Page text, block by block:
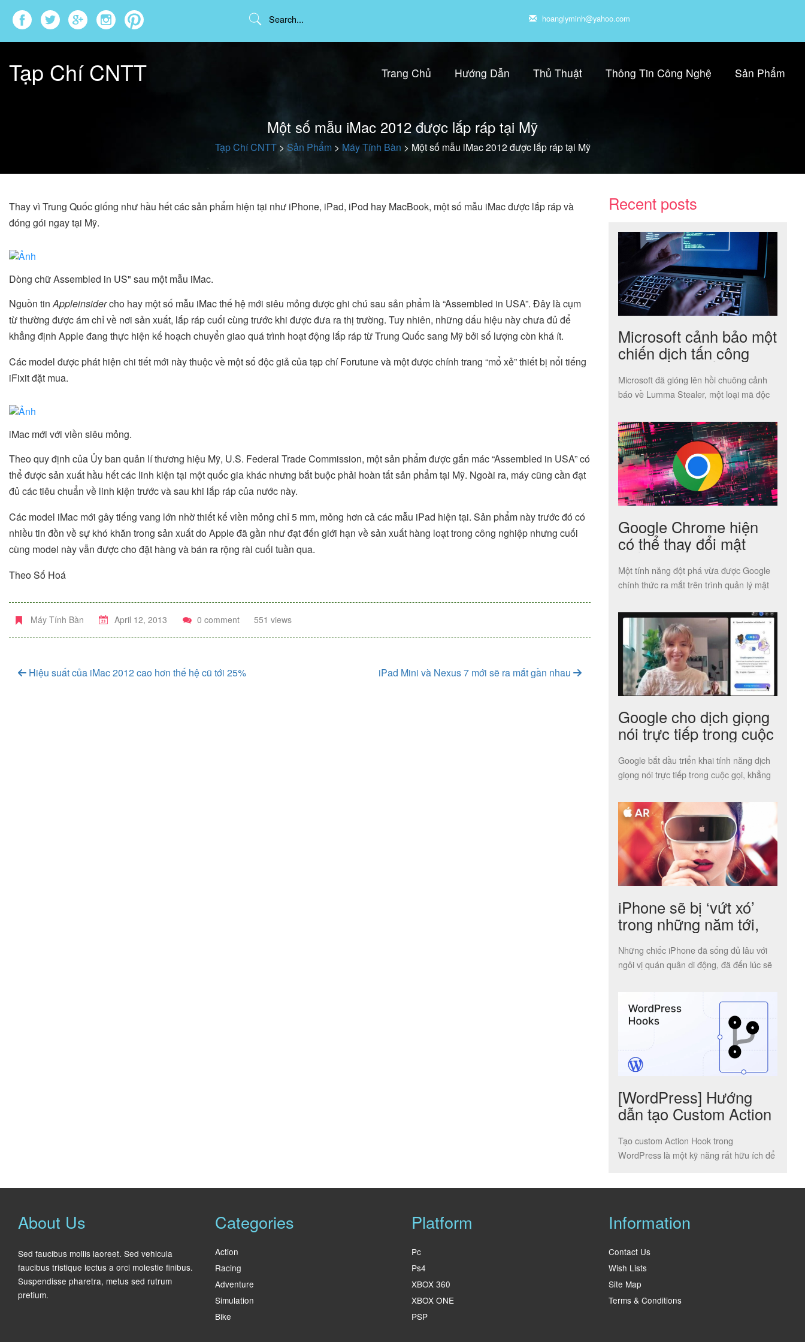
hoanglyminh@yahoo.com
Tạp Chí CNTT Trang Chủ Hướng Dẫn Thủ Thuật Thông Tin Công Nghệ Sản Phẩm
Một số mẫu iMac 2012 được lắp ráp tại Mỹ
Tạp Chí CNTT> Sản Phẩm> Máy Tính Bàn > Một số mẫu iMac 2012 được lắp ráp tại Mỹ
Thay vì Trung Quốc giống như hầu hết các sản phẩm hiện tại như iPhone, iPad, iPod hay MacBook, một số mẫu iMac được lắp ráp và
đóng gói ngay tại Mỹ.
Dòng chữ Assembled in US" sau một mẫu iMac.
Nguồn tinAppleinsidercho hay một số mẫu iMac thế hệ mới siêu mỏng được ghi chú sau sản phẩm là “Assembled in USA”. Đây là cụm
từ thường được ám chỉ về nơi sản xuất, lắp ráp cuối cùng trước khi được đưa ra thị trường. Tuy nhiên, những dấu hiệu này chưa đủ để
khẳng định Apple đang thực hiện kế hoạch chuyển giao quá trình hoạt động lắp ráp từ Trung Quốc sang Mỹ bởi số lượng còn khá ít.
Các model được phát hiện chi tiết mới này thuộc về một số độc giả của tạp chí Forutune và một được chính trang “mổ xẻ” thiết bị nổi tiếng
iFixit đặt mua.
iMac mới với viền siêu mỏng.
Theo quy định của Ủy ban quản lí thương hiệu Mỹ, U.S. Federal Trade Commission, một sản phẩm được gắn mác “Assembled in USA” có
thể được sản xuất hầu hết các linh kiện tại một quốc gia khác nhưng bắt buộc phải hoàn tất sản phẩm tại Mỹ. Ngoài ra, máy cũng cần đạt
đủ các tiêu chuẩn về linh kiện trước và sau khi lắp ráp của nước này.
Các model iMac mới gây tiếng vang lớn nhờ thiết kế viền mỏng chỉ 5 mm, mỏng hơn cả các mẫu iPad hiện tại. Sản phẩm này trước đó có
nhiều tin đồn về sự khó khăn trong sản xuất do Apple đã gần như đạt đến giới hạn về sản xuất hàng loạt trong công nghiệp nhưng cuối
cùng model này vẫn được cho đặt hàng và bán ra rộng rài cuối tuần qua.
Theo Số Hoá
Máy Tính Bàn April 12, 2013 0 comment 551 views
Hiệu suất của iMac 2012 cao hơn thế hệ cũ tới 25% iPad Mini và Nexus 7 mới sẽ ra mắt gần nhau
Recent posts
Microsoft cảnh bảo một
chiến dịch tấn công
mạng nguy hiểm quy
mô toàn cầu
Microsoft đã gióng lên hồi chuông cảnh
báo về Lumma Stealer, một loại mã độc
Google Chrome hiện
có thể thay đổi mật
dùng
Một tính năng đột phá vừa được Google
chính thức ra mắt trên trình quản lý mật
Google cho dịch giọng
nói trực tiếp trong cuộc
Google bắt dầu triển khai tính năng dịch
giọng nói trực tiếp trong cuộc gọi, khẳng
iPhone sẽ bị ‘vứt xó’
trong những năm tới,
nhường bước cho các
công nghệ mới
Những chiếc iPhone đã sống đủ lâu với
ngôi vị quán quân di động, đã đến lúc sẽ
[WordPress] Hướng
dẫn tạo Custom Action
Tạo custom Action Hook trong
WordPress là một kỹ năng rất hữu ích để
About Us
Sed faucibus mollis laoreet. Sed vehicula
faucibus tristique lectus a orci molestie finibus.
Suspendisse pharetra, metus sed rutrum
pretium.
Categories
Action
Racing
Adventure
Simulation
Bike
Platform
Pc
Ps4
XBOX 360
XBOX ONE
PSP
Information
Contact Us
Wish Lists
Site Map
Terms & Conditions